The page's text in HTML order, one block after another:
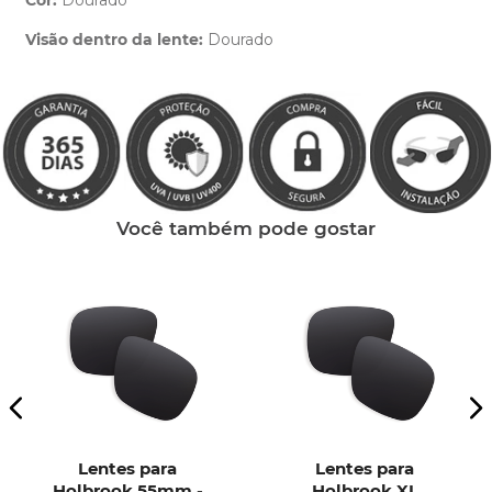
Visão dentro da lente: Dourado
Você também pode gostar
Lentes para
Lentes para